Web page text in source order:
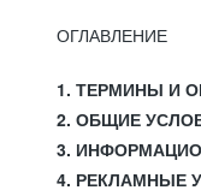
ОГЛАВЛЕНИЕ
1. ТЕРМИНЫ И
2. ОБЩИЕ
3.
4. РЕКЛАМНЫЕ